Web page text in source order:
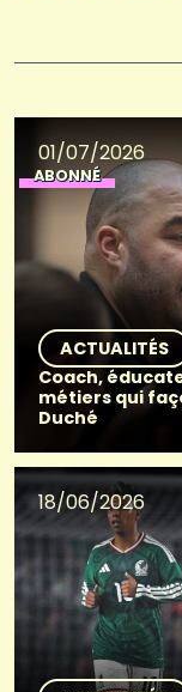
01/07/2026
ABONNÉ
ACTUALITÉS
Coach,
métiers qui
Duché
18/06/2026